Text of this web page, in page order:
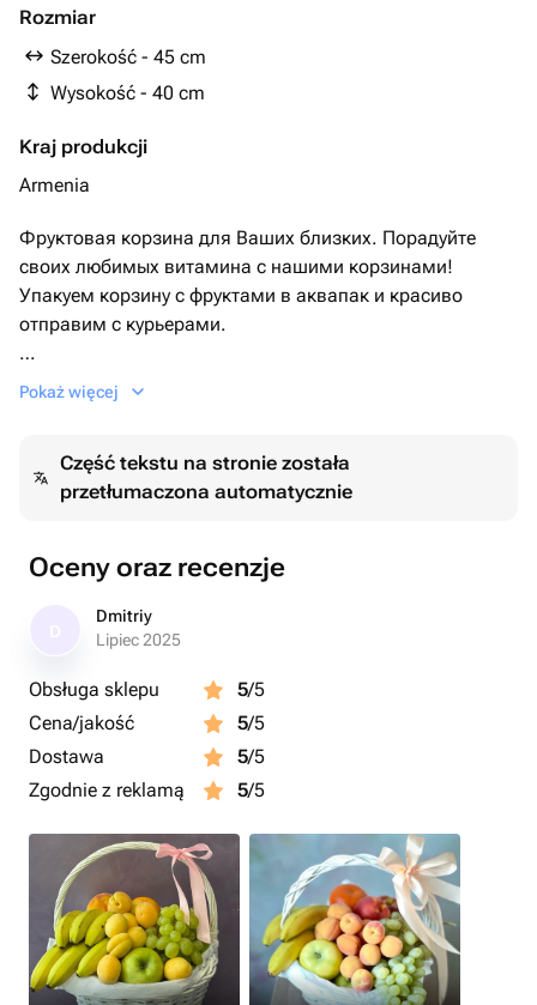
Morela - 500 g
нектарин или персик - 3 szt.
Rozmiar
Szerokość - 45 cm
Wysokość - 40 cm
Kraj produkcji
Armenia
Фруктовая корзина для Ваших близких. Порадуйте
своих любимых витамина с нашими корзинами!
Упакуем корзину с фруктами в аквапак и красиво
отправим с курьерами.
Перед употреблением фрукты нужно помыть!
Pokaż więcej
Część tekstu na stronie została
przetłumaczona automatycznie
Oceny oraz recenzje
Dmitriy
Lipiec 2025
Obsługa sklepu 5/5
Cena/jakość
5/5
Dostawa
5/5
Zgodnie z reklamą
5/5